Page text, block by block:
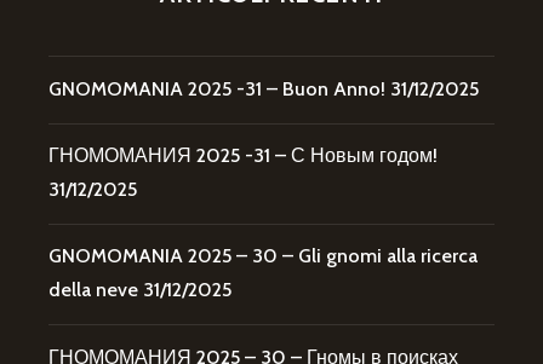
GNOMOMANIA 2025 -31 – Buon Anno! 31/12/2025
ГНОМОМАНИЯ 2025 -31 – С Новым годом!
31/12/2025
GNOMOMANIA 2025 – 30 – Gli gnomi alla ricerca
della neve 31/12/2025
ГНОМОМАНИЯ 2025 – 30 – Гномы в поисках